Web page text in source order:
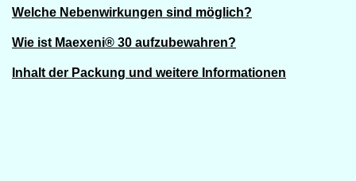
Welche Nebenwirkungen sind möglich?
Wie ist Maexeni® 30 aufzubewahren?
Inhalt der Packung und weitere Informationen